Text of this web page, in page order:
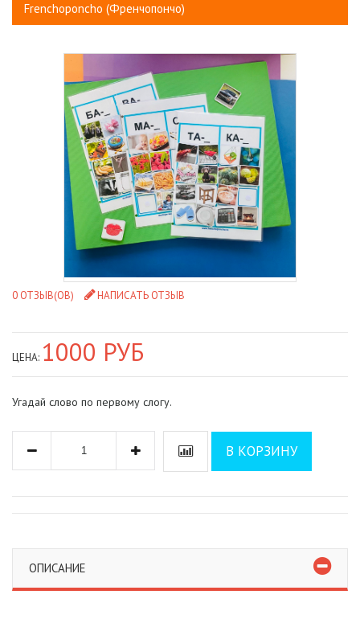
Frenchoponcho (Френчопончо)
0 ОТЗЫВ(ОВ) НАПИСАТЬ ОТЗЫВ
ЦЕНА: 1000 РУБ
Угадай слово по первому слогу.
В КОРЗИНУ
ОПИСАНИЕ